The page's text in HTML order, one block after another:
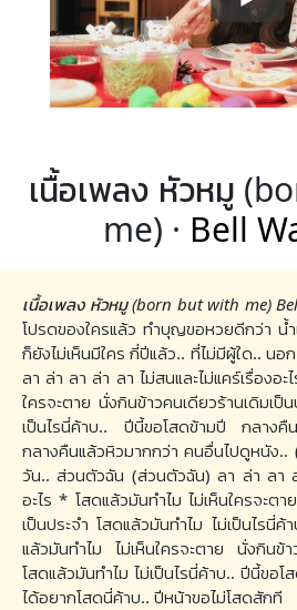
เนื้อเพลง หัวหมู
me) · Bell
เนื้อเพลง หัวหมู (born but with me)
โปรดของใครแล้ว ทำบุญขอหวยดีกว่า น้
ก็ยังไม่เห็นมีใคร กี่ปีแล้ว.. ที่ไม่มีผู้ใด.. น
ลา ล่า ลา ล่า ลา ไม่สนและไม่แคร์เรื่องอะ
ใครจะตาย นั่งกินข้าวคนเดียวร้านเดิมเป็
เป็นไรนี่ค้าบ.. ปีนี้ขอโสดข้ามปี กลางคืน
กลางคืนแล้วหิวมากกว่า คนอื่นไปดูหนัง
วัน.. ส่วนตัวฉัน (ส่วนตัวฉัน) ลา ล่า ลา ล่
อะไร * โสดแล้วมันทำไม ไม่เห็นใครจะต
เป็นประจำ โสดแล้วมันทำไม ไม่เป็นไรนี่
แล้วมันทำไม ไม่เห็นใครจะตาย นั่งกินข้า
โสดแล้วมันทำไม ไม่เป็นไรนี่ค้าบ.. ปีนี้ขอโ
ได้อยากโสดนี่ค้าบ.. ปีหน้าขอไม่โสดสักที